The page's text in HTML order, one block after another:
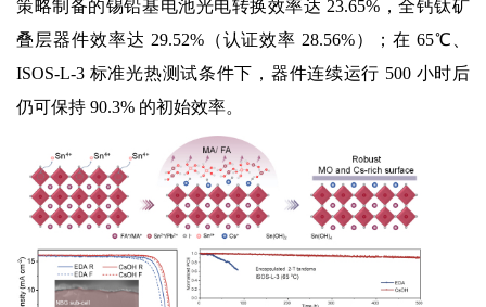
策略制备的锡铅基电池光电转换效率达 23.65%，全钙钛矿
叠层器件效率达 29.52%（认证效率 28.56%）；在 65℃、
ISOS-L-3 标准光热测试条件下，器件连续运行 500 小时后
仍可保持 90.3% 的初始效率。